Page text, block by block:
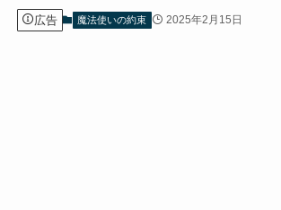
広告 魔法使いの約束 2025年2月15日